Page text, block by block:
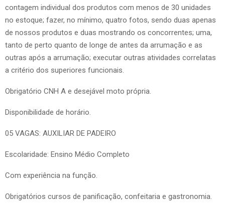
contagem individual dos produtos com menos de 30 unidades
no estoque; fazer, no mínimo, quatro fotos, sendo duas apenas
de nossos produtos e duas mostrando os concorrentes; uma,
tanto de perto quanto de longe de antes da arrumação e as
outras após a arrumação; executar outras atividades correlatas
a critério dos superiores funcionais.
Obrigatório CNH A e desejável moto própria.
Disponibilidade de horário.
05 VAGAS: AUXILIAR DE PADEIRO
Escolaridade: Ensino Médio Completo
Com experiência na função.
Obrigatórios cursos de panificação, confeitaria e gastronomia.